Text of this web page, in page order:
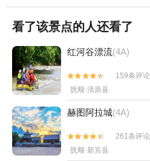
看了该景点的人还看了
红河谷漂流(4A)


159条评论
抚顺·清原县
赫图阿拉城(4A)


261条评论
抚顺·新宾县